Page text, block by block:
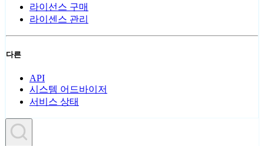
라이선스 구매
라이센스 관리
다른
API
시스템 어드바이저
서비스 상태